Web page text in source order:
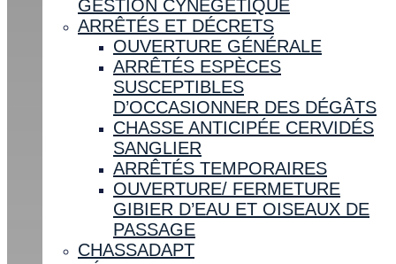
GESTION CYNÉGÉTIQUE
ARRÊTÉS ET DÉCRETS
OUVERTURE GÉNÉRALE
ARRÊTÉS ESPÈCES
SUSCEPTIBLES
D’OCCASIONNER DES DÉGÂTS
CHASSE ANTICIPÉE CERVIDÉS
SANGLIER
ARRÊTÉS TEMPORAIRES
OUVERTURE/ FERMETURE
GIBIER D’EAU ET OISEAUX DE
PASSAGE
CHASSADAPT